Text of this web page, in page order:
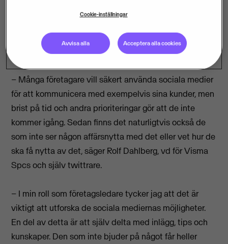
sedan uppgav 37 procent att de använder sociala
– Många företagare vill säkert använda sociala medier
för att kommunicera med exempelvis sina kunder, men
brist på tid och andra prioriteringar gör att de inte
kommer igång. Sedan finns det naturligtvis också de
som inte ser någon affärsnytta med det eller vet hur de
ska få nytta av det, säger Rolf Dahlberg, vd för Visma
Spcs och själv twittrare.
– I min roll som företagsledare tycker jag att det är
viktigt att utforska de sociala mediernas möjligheter.
En del av detta är att själv delta med inlägg, tips och
kunskaper. Den som inte bjuder på något får heller
Cookie-inställningar
Avvisa alla Acceptera alla cookies